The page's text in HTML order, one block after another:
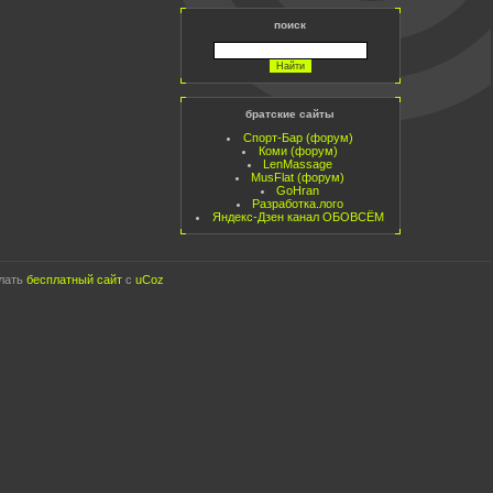
поиск
братские сайты
Спорт-Бар (форум)
Коми (форум)
LenMassage
MusFlat (форум)
GoHran
Разработка.лого
Яндекс-Дзен канал ОБОВСЁМ
бесплатный сайт с uCoz